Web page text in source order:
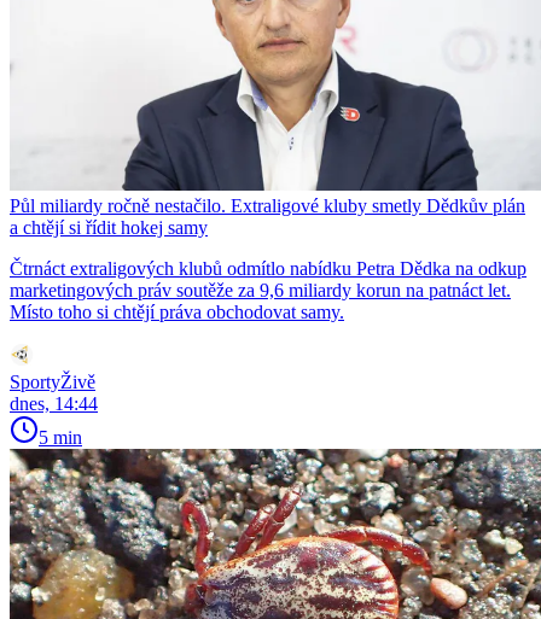
Půl miliardy ročně nestačilo. Extraligové kluby smetly Dědkův plán
a chtějí si řídit hokej samy
Čtrnáct extraligových klubů odmítlo nabídku Petra Dědka na odkup
marketingových práv soutěže za 9,6 miliardy korun na patnáct let.
Místo toho si chtějí práva obchodovat samy.
SportyŽivě
dnes, 14:44
5 min